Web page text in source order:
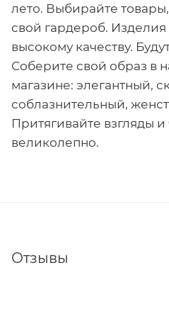
лето. Выбирайте
свой гардероб. Изделия
высокому качеству.
Соберите свой образ в
магазине: элегантный,
соблазнительный,
Притягивайте взгляды и
великолепно.
Отзывы